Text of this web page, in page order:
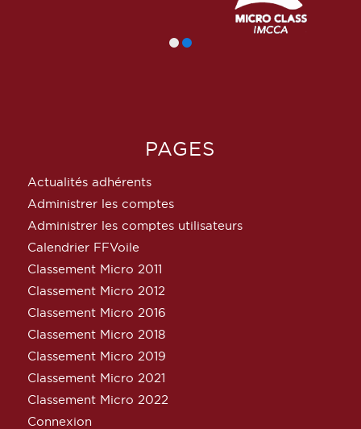
PAGES
Actualités adhérents
Administrer les comptes
Administrer les comptes utilisateurs
Calendrier FFVoile
Classement Micro 2011
Classement Micro 2012
Classement Micro 2016
Classement Micro 2018
Classement Micro 2019
Classement Micro 2021
Classement Micro 2022
Connexion